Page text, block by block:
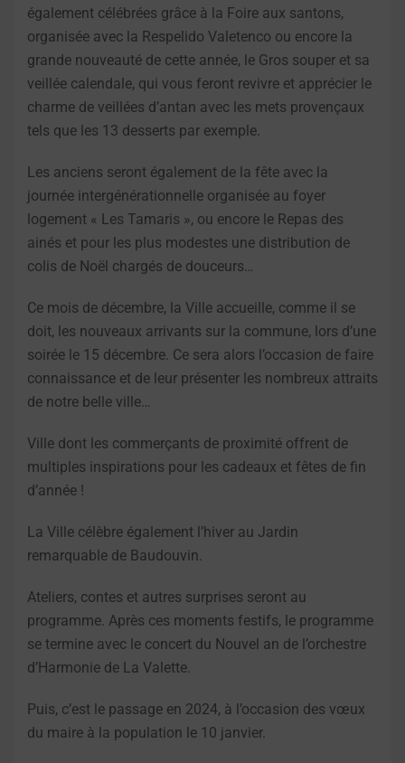
également célébrées grâce à la Foire aux santons,
organisée avec la Respelido Valetenco ou encore la
grande nouveauté de cette année, le Gros souper et sa
veillée calendale, qui vous feront revivre et apprécier le
charme de veillées d’antan avec les mets provençaux
tels que les 13 desserts par exemple.
Les anciens seront également de la fête avec la
journée intergénérationnelle organisée au foyer
logement « Les Tamaris », ou encore le Repas des
ainés et pour les plus modestes une distribution de
colis de Noël chargés de douceurs…
Ce mois de décembre, la Ville accueille, comme il se
doit, les nouveaux arrivants sur la commune, lors d’une
soirée le 15 décembre. Ce sera alors l’occasion de faire
connaissance et de leur présenter les nombreux attraits
de notre belle ville…
Ville dont les commerçants de proximité offrent de
multiples inspirations pour les cadeaux et fêtes de fin
d’année !
La Ville célèbre également l’hiver au Jardin
remarquable de Baudouvin.
Ateliers, contes et autres surprises seront au
programme. Après ces moments festifs, le programme
se termine avec le concert du Nouvel an de l’orchestre
d’Harmonie de La Valette.
Puis, c’est le passage en 2024, à l’occasion des vœux
du maire à la population le 10 janvier.